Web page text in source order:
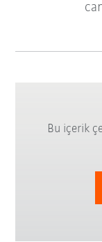
Bu içerik